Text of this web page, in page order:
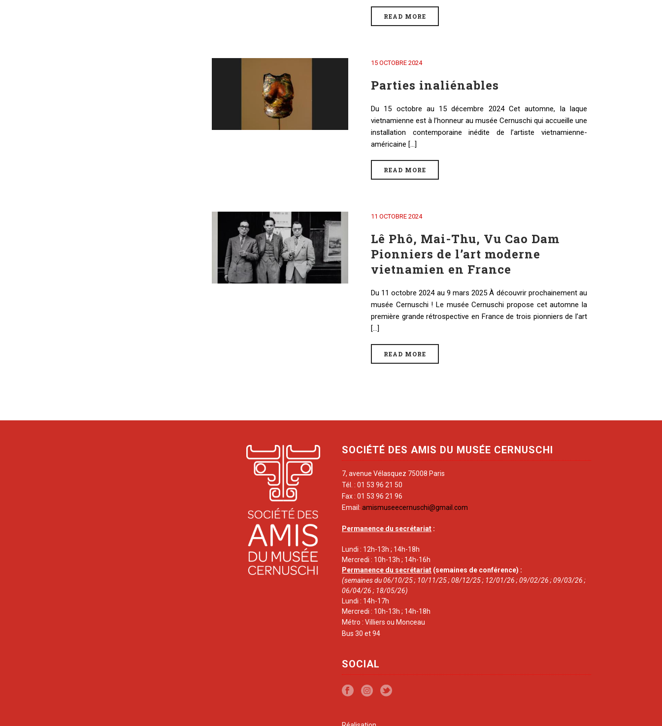
READ MORE
15 OCTOBRE 2024
Parties inaliénables
Du 15 octobre au 15 décembre 2024 Cet automne, la laque
vietnamienne est à l’honneur au musée Cernuschi qui accueille une
installation contemporaine inédite de l’artiste vietnamienne-
américaine [...]
READ MORE
11 OCTOBRE 2024
Lê Phô, Mai-Thu, Vu Cao Dam
Pionniers de l’art moderne
vietnamien en France
Du 11 octobre 2024 au 9 mars 2025 À découvrir prochainement au
musée Cernuschi ! Le musée Cernuschi propose cet automne la
première grande rétrospective en France de trois pionniers de l’art
[...]
READ MORE
SOCIÉTÉ DES AMIS DU MUSÉE CERNUSCHI
7, avenue Vélasquez 75008 Paris
Tél. : 01 53 96 21 50
Fax : 01 53 96 21 96
Email: amismuseecernuschi@gmail.com
Permanence du secrétariat :
Lundi : 12h-13h ; 14h-18h
Mercredi : 10h-13h ; 14h-16h
Permanence du secrétariat (semaines de conférence) :
(semaines du 06/10/25 ; 10/11/25 ; 08/12/25 ; 12/01/26 ; 09/02/26 ; 09/03/26 ;
06/04/26 ; 18/05/26)
Lundi : 14h-17h
Mercredi : 10h-13h ; 14h-18h
Métro : Villiers ou Monceau
Bus 30 et 94
SOCIAL